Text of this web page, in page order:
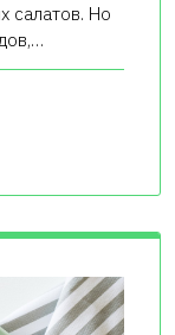
салатов. Но